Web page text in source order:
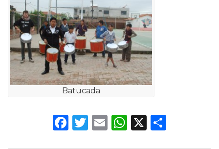
Batucada
Facebook
Twitter
EmailWhatsApp
X